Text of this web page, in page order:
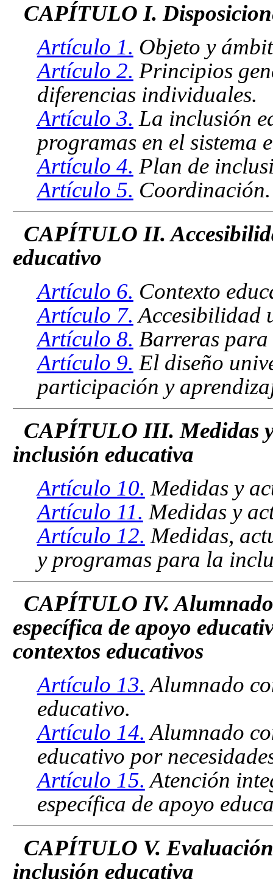
CAPÍTULO I.
Artículo 1. Objeto y
Artículo 2. Principios
diferencias individuales.
Artículo 3. La inclusión
programas en el sistema
Artículo 4. Plan de
Artículo 5. Coordinación.
CAPÍTULO II.
educativo
Artículo 6. Contexto
Artículo 7. Accesibilidad
Artículo 8. Barreras
Artículo 9. El diseño
participación y
CAPÍTULO III. Medidas
inclusión educativa
Artículo 10. Medidas y
Artículo 11. Medidas y
Artículo 12. Medidas,
y programas para la
CAPÍTULO IV. Alumnado
específica de apoyo
contextos educativos
Artículo 13. Alumnado
educativo.
Artículo 14. Alumnado
educativo por
Artículo 15. Atención
específica de apoyo
CAPÍTULO V.
inclusión educativa